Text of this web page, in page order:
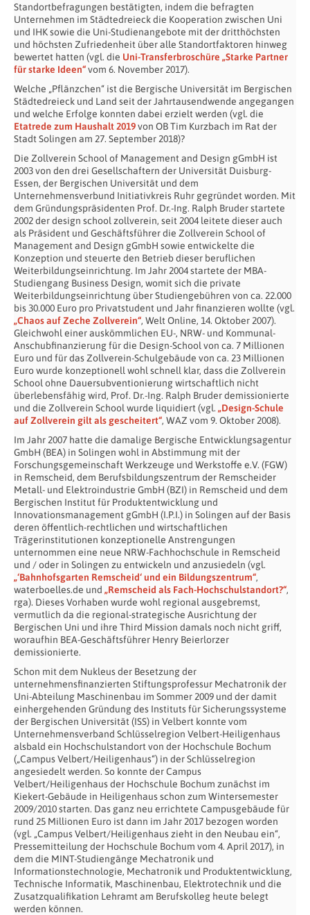
Standortbefragungen bestätigten, indem die befragten
Unternehmen im Städtedreieck die Kooperation zwischen Uni
und IHK sowie die Uni-Studienangebote mit der dritthöchsten
und höchsten Zufriedenheit über alle Standortfaktoren hinweg
bewertet hatten (vgl. die Uni-Transferbroschüre „Starke Partner
für starke Ideen“vom 6. November 2017).
Welche „Pflänzchen“ ist die Bergische Universität im Bergischen
Städtedreieck und Land seit der Jahrtausendwende angegangen
und welche Erfolge konnten dabei erzielt werden (vgl. die
Etatrede zum Haushalt 2019von OB Tim Kurzbach im Rat der
Stadt Solingen am 27. September 2018)?
Die Zollverein School of Management and Design gGmbH ist
2003 von den drei Gesellschaftern der Universität Duisburg-
Essen, der Bergischen Universität und dem
Unternehmensverbund Initiativkreis Ruhr gegründet worden. Mit
dem Gründungspräsidenten Prof. Dr.-Ing. Ralph Bruder startete
2002 der design school zollverein, seit 2004 leitete dieser auch
als Präsident und Geschäftsführer die Zollverein School of
Management and Design gGmbH sowie entwickelte die
Konzeption und steuerte den Betrieb dieser beruflichen
Weiterbildungseinrichtung. Im Jahr 2004 startete der MBA-
Studiengang Business Design, womit sich die private
Weiterbildungseinrichtung über Studiengebühren von ca. 22.000
bis 30.000 Euro pro Privatstudent und Jahr finanzieren wollte (vgl.
„Chaos auf Zeche Zollverein“, Welt Online, 14. Oktober 2007).
Gleichwohl einer auskömmlichen EU-, NRW- und Kommunal-
Anschubfinanzierung für die Design-School von ca. 7 Millionen
Euro und für das Zollverein-Schulgebäude von ca. 23 Millionen
Euro wurde konzeptionell wohl schnell klar, dass die Zollverein
School ohne Dauersubventionierung wirtschaftlich nicht
überlebensfähig wird, Prof. Dr.-Ing. Ralph Bruder demissionierte
und die Zollverein School wurde liquidiert (vgl. „Design-Schule
auf Zollverein gilt als gescheitert“, WAZ vom 9. Oktober 2008).
Im Jahr 2007 hatte die damalige Bergische Entwicklungsagentur
GmbH (BEA) in Solingen wohl in Abstimmung mit der
Forschungsgemeinschaft Werkzeuge und Werkstoffe e.V. (FGW)
in Remscheid, dem Berufsbildungszentrum der Remscheider
Metall- und Elektroindustrie GmbH (BZI) in Remscheid und dem
Bergischen Institut für Produktentwicklung und
Innovationsmanagement gGmbH (I.P.I.) in Solingen auf der Basis
deren öffentlich-rechtlichen und wirtschaftlichen
Trägerinstitutionen konzeptionelle Anstrengungen
unternommen eine neue NRW-Fachhochschule in Remscheid
und / oder in Solingen zu entwickeln und anzusiedeln (vgl.
„‘Bahnhofsgarten Remscheid‘ und ein Bildungszentrum“,
waterboelles.de und „Remscheid als Fach-Hochschulstandort?“,
rga). Dieses Vorhaben wurde wohl regional ausgebremst,
vermutlich da die regional-strategische Ausrichtung der
Bergischen Uni und ihre Third Mission damals noch nicht griff,
woraufhin BEA-Geschäftsführer Henry Beierlorzer
demissionierte.
Schon mit dem Nukleus der Besetzung der
unternehmensfinanzierten Stiftungsprofessur Mechatronik der
Uni-Abteilung Maschinenbau im Sommer 2009 und der damit
einhergehenden Gründung des Instituts für Sicherungssysteme
der Bergischen Universität (ISS) in Velbert konnte vom
Unternehmensverband Schlüsselregion Velbert-Heiligenhaus
alsbald ein Hochschulstandort von der Hochschule Bochum
(„Campus Velbert/Heiligenhaus“) in der Schlüsselregion
angesiedelt werden. So konnte der Campus
Velbert/Heiligenhaus der Hochschule Bochum zunächst im
Kiekert-Gebäude in Heiligenhaus schon zum Wintersemester
2009/2010 starten. Das ganz neu errichtete Campusgebäude für
rund 25 Millionen Euro ist dann im Jahr 2017 bezogen worden
(vgl. „Campus Velbert/Heiligenhaus zieht in den Neubau ein“,
Pressemitteilung der Hochschule Bochum vom 4. April 2017), in
dem die MINT-Studiengänge Mechatronik und
Informationstechnologie, Mechatronik und Produktentwicklung,
Technische Informatik, Maschinenbau, Elektrotechnik und die
Zusatzqualifikation Lehramt am Berufskolleg heute belegt
werden können.